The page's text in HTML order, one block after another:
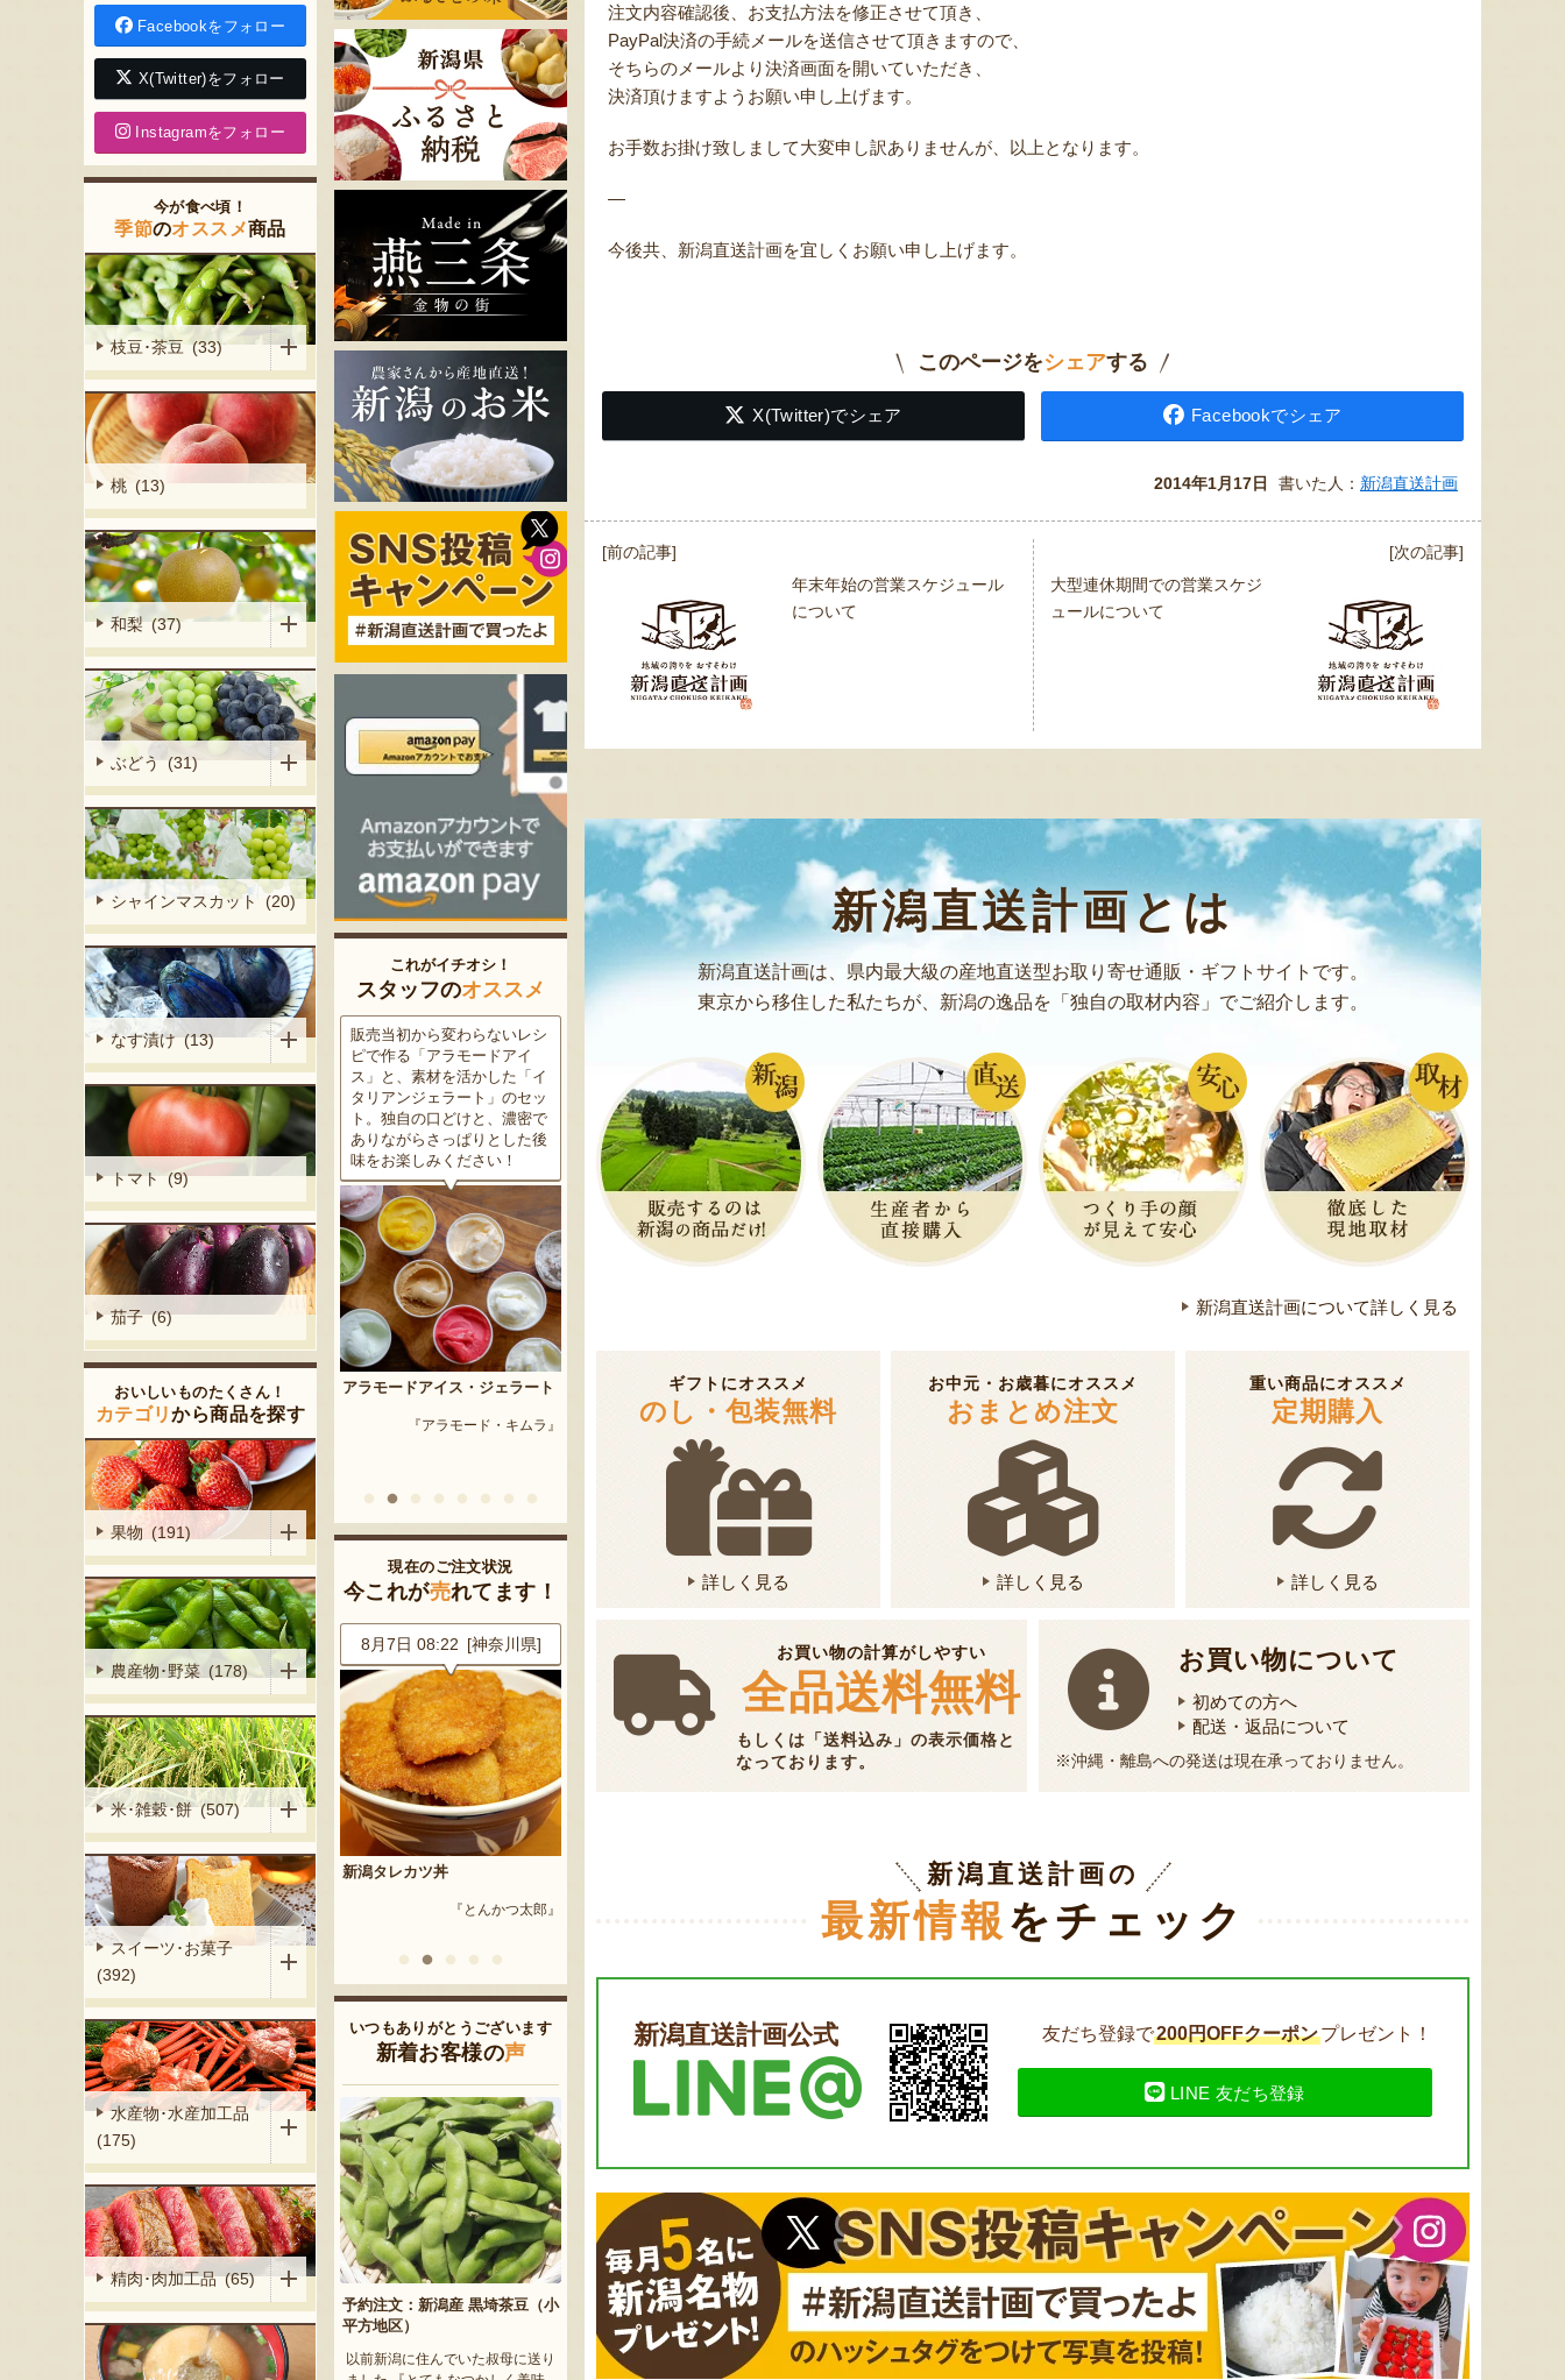
注文内容確認後、お支払方法を修正させて頂き、
PayPal決済の手続メールを送信させて頂きますので、
そちらのメールより決済画面を開いていただき、
決済頂けますようお願い申し上げます。
お手数お掛け致しまして大変申し訳ありませんが、以上となります。
—
今後共、新潟直送計画を宜しくお願い申し上げます。
このページをシェアする
X(Twitter)でシェア Facebookでシェア
2014年1月17日 書いた人： 新潟直送計画
投
ョ
[前の記事]
年末年始の営業スケジュール
について
[次の記事]
大型連休期間での営業スケジ
ュールについて
新潟直送計画とは
新潟直送計画は、県内最大級の産地直送型お取り寄せ通販・ギフトサイトです。
東京から移住した私たちが、新潟の逸品を「独自の取材内容」でご紹介します。
新潟直送計画について詳しく見る
ギフトにオススメ
のし・包装無料
詳しく見る
お中元・お歳暮にオススメ
おまとめ注文
詳しく見る
重い商品にオススメ
定期購入
詳しく見る
お買い物の計算がしやすい
全品送料無料
もしくは「送料込み」の表示価格と
なっております。
お買い物について
初めての方へ
配送・返品について
※沖縄・離島への発送は現在承っておりません。
新潟直送計画の
最新情報 をチェック
新潟直送計画公式 友だち登録で200円OFFクーポンプレゼント！
LINE 友だち登録
Facebookをフォロー
X(Twitter)をフォロー
Instagramをフォロー
今が食べ頃！
季節のオススメ商品
枝豆･茶豆 (33)
桃 (13)
和梨 (37)
ぶどう (31)
シャインマスカット (20)
なす漬け (13)
トマト (9)
茄子 (6)
おいしいものたくさん！
カテゴリから商品を探す
果物 (191)
農産物･野菜 (178)
米･雑穀･餅 (507)
スイーツ･お菓子
(392)
水産物･水産加工品
(175)
精肉･肉加工品 (65)
これがイチオシ！
スタッフのオススメ
販売当初から変わらないレシ
ピで作る「アラモードアイ
ス」と、素材を活かした「イ
タリアンジェラート」のセッ
ト。独自の口どけと、濃密で
ありながらさっぱりとした後
味をお楽しみください！
アラモードアイス・ジェラート
『アラモード・キムラ』
この道50年の大ベテラン農家
が育てた美味しい新潟枝豆・
茶豆！手塩にかけて育てた枝
豆の甘味と深い香り、コクの
ある旨味を是非一度お試し下
さい。お中元にもオススメ！
予約注文：新潟産 枝豆・茶豆
れ梅！国産の梅果汁とくずき
り風のゼリーの相性が抜群。
爽やかな甘みとツルッとした
食感は一度食べたらクセにな
るはず！お中元にも喜ばれる
こと間違い無し！
『株式会社 大阪屋』
「深雪なす」を使ったなす漬
け。しっかりとした塩味が好
評で、地元の直売所で大人気
の商品です。夏はもちろん、
甘みがのった秋なすは特に絶
品。新米との相性も抜群で
す！
予約注文：魚沼の定番 まるつた
のなす漬け 深雪なす
『農房 丸蔦食品』
たアールスメロン！イギリス
生まれの原種メロンの血をひ
く、「メロンの王様」とも呼
ばれる高級メロンを農園より
直送！お盆などの贈答用にも
おすすめです。
予約注文：新潟産 アールスメロ
ン（盆メロン）
梨。有機質肥料と、すべての
実に袋をかける丁寧な手仕事
によって、濃厚な甘みと美し
い姿を持つ梨が生み出されま
す。「愛甘水」や「王秋」な
ど、旬の品種をお届けしま
す。
予約注文：新潟県産 梨
現在のご注文状況
今これが売れてます！
平方地区）
『野崎農園』
8月7日 08:22 [神奈川県]
新潟タレカツ丼
『とんかつ太郎』
8月7日 08:10 [新潟県]
新潟産 枝豆・茶豆
『はちしろ枝豆農園』
8月7日 08:05 [新潟県]
新潟県産シャインマスカット
『ホーマー農場』
8月7日 08:30 [埼玉県]
新潟産 黒埼茶豆（小平方地区）
『野崎農園』
いつもありがとうございます
新着お客様の声
予約注文：新潟産 黒埼茶豆（小
平方地区）
以前新潟に住んでいた叔母に送り